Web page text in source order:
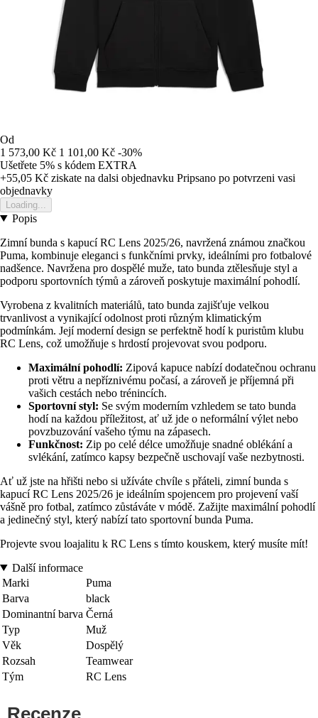
Od
1 573,00 Kč 1 101,00 Kč -30%
Ušetřete 5% s kódem EXTRA
+55,05 Kč ziskate na dalsi objednavku Pripsano po potvrzeni vasi
objednavky
Loading...
Popis
Zimní bunda s kapucí RC Lens 2025/26, navržená známou značkou
Puma, kombinuje eleganci s funkčními prvky, ideálními pro fotbalové
nadšence. Navržena pro dospělé muže, tato bunda ztělesňuje styl a
podporu sportovních týmů a zároveň poskytuje maximální pohodlí.
Vyrobena z kvalitních materiálů, tato bunda zajišťuje velkou
trvanlivost a vynikající odolnost proti různým klimatickým
podmínkám. Její moderní design se perfektně hodí k puristům klubu
RC Lens, což umožňuje s hrdostí projevovat svou podporu.
Maximální pohodlí: Zipová kapuce nabízí dodatečnou ochranu
proti větru a nepříznivému počasí, a zároveň je příjemná při
vašich cestách nebo trénincích.
Sportovní styl: Se svým moderním vzhledem se tato bunda
hodí na každou příležitost, ať už jde o neformální výlet nebo
povzbuzování vašeho týmu na zápasech.
Funkčnost: Zip po celé délce umožňuje snadné oblékání a
svlékání, zatímco kapsy bezpečně uschovají vaše nezbytnosti.
Ať už jste na hřišti nebo si užíváte chvíle s přáteli, zimní bunda s
kapucí RC Lens 2025/26 je ideálním spojencem pro projevení vaší
vášně pro fotbal, zatímco zůstáváte v módě. Zažijte maximální pohodlí
a jedinečný styl, který nabízí tato sportovní bunda Puma.
Projevte svou loajalitu k RC Lens s tímto kouskem, který musíte mít!
Další informace
Marki
Puma
Barva
black
Dominantní barva Černá
Typ
Muž
Věk
Dospělý
Rozsah
Teamwear
Tým
RC Lens